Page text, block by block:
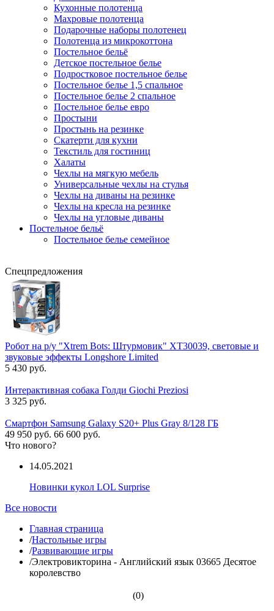
Кухонные полотенца
Махровые полотенца
Подарочные наборы полотенец
Полотенца из микрокоттона
Постельное бельё
Детское постельное белье
Подростковое постельное белье
Постельное белье 1,5 спальное
Постельное белье 2 спальное
Постельное белье евро
Простыни
Простынь на резинке
Скатерти для кухни
Текстиль для гостиниц
Халаты
Чехлы на мягкую мебель
Универсальные чехлы на стулья
Чехлы на диваны на резинке
Чехлы на кресла на резинке
Чехлы на угловые диваны
Постельное бельё
Постельное белье семейное
Спецпредложения
Робот на р/у "Xtrem Bots: Штурмовик" XT30039, световые и
звуковые эффекты Longshore Limited
5 430 руб.
Интерактивная собака Голди Giochi Preziosi
3 325 руб.
Смартфон Samsung Galaxy S20+ Plus Gray 8/128 ГБ
49 950 руб. 66 600 руб.
Что нового?
14.05.2021
Новинки кукол LOL Surprise
Все новости
Главная страница
/Настольные игры
/Развивающие игры
/Электровикторина - Английский язык 03665 Десятое
королевство
(0)